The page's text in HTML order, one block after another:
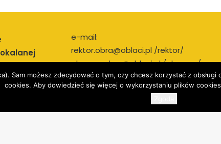
e-mail:
rektor.obra@oblaci.pl /rektor/
ekonom.obra@oblaci.pl /ekonom/
Sam możesz zdecydować o tym, czy chcesz korzystać z
cookies. Aby dowiedzieć się więcej o wykorzystaniu plików